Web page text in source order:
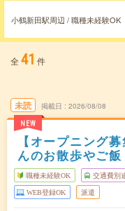
小鶴新田駅周辺 / 職種未経験OK
全 41 件
未読
NEW
掲載日 2026/08/08
【オープニング
んのお散歩やご
職種未経験OK 交通費別
WEB登録OK 派遣